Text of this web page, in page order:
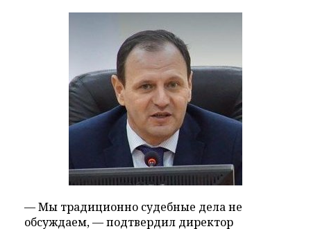
— Мы традиционно судебные дела не
обсуждаем, — подтвердил директор